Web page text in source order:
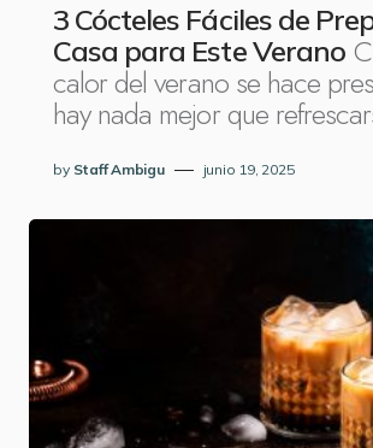
3 Cócteles Fáciles de
Casa para Este Verano
calor del verano se hace
hay nada mejor que
by Staff Ambigu junio 19, 2025